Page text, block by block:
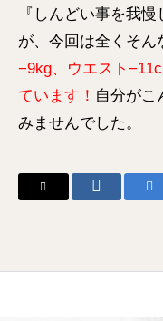
『しんどい事を我
が、今回は全くそん
−9kg、ウエスト
ています！ 自分がこ
みませんでした。